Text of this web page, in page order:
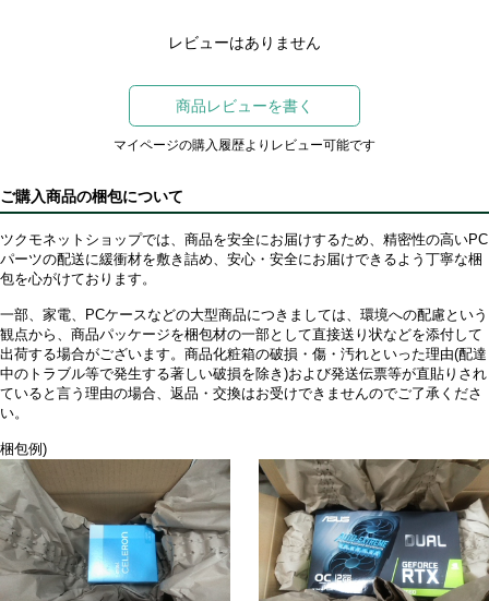
レビューはありません
商品レビューを書く
マイページの購入履歴よりレビュー可能です
ご購入商品の梱包について
ツクモネットショップでは、商品を安全にお届けするため、精密性の高いPC
パーツの配送に緩衝材を敷き詰め、安心・安全にお届けできるよう丁寧な梱
包を心がけております。
一部、家電、PCケースなどの大型商品につきましては、環境への配慮という
観点から、商品パッケージを梱包材の一部として直接送り状などを添付して
出荷する場合がございます。商品化粧箱の破損・傷・汚れといった理由(配達
中のトラブル等で発生する著しい破損を除き)および発送伝票等が直貼りされ
ていると言う理由の場合、返品・交換はお受けできませんのでご了承くださ
い。
梱包例)